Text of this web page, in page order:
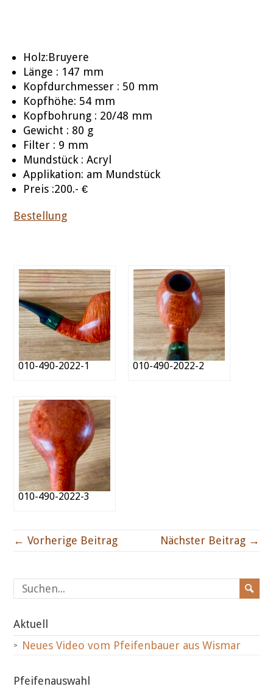
Holz:Bruyere
Länge : 147 mm
Kopfdurchmesser : 50 mm
Kopfhöhe: 54 mm
Kopfbohrung : 20/48 mm
Gewicht : 80 g
Filter : 9 mm
Mundstück : Acryl
Applikation: am Mundstück
Preis :200.- €
Bestellung
010-490-2022-1 010-490-2022-2
010-490-2022-3
← Vorherige Beitrag Nächster Beitrag →
Aktuell
Neues Video vom Pfeifenbauer aus Wismar
Pfeifenauswahl